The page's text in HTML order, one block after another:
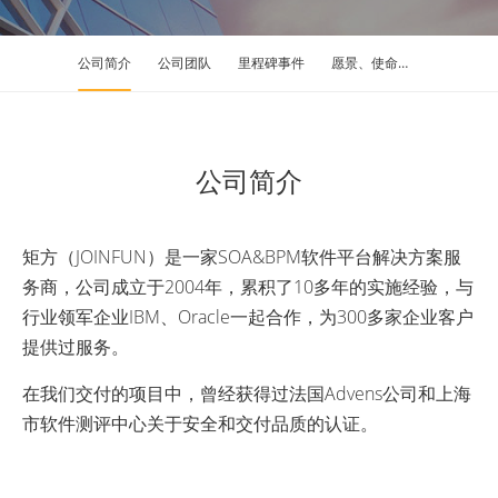
公司简介 公司团队 里程碑事件 愿景、使命和价值观
公司简介
矩方（JOINFUN）是一家SOA&BPM软件平台解决方案服
务商，公司成立于2004年，累积了10多年的实施经验，与
行业领军企业IBM、Oracle一起合作，为300多家企业客户
提供过服务。
在我们交付的项目中，曾经获得过法国Advens公司和上海
市软件测评中心关于安全和交付品质的认证。